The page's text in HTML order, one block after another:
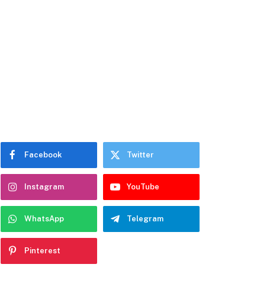
Facebook Twitter
Instagram YouTube
WhatsApp Telegram
Pinterest